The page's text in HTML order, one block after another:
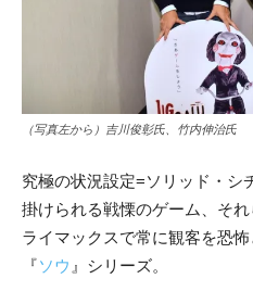
（写真左から）吉川俊彰氏、竹内伸治氏
究極の状況設定=ソリッド・シ
掛けられる戦慄のゲーム、そ
ライマックスで常に観客を恐
『ソウ 』 シリーズ。